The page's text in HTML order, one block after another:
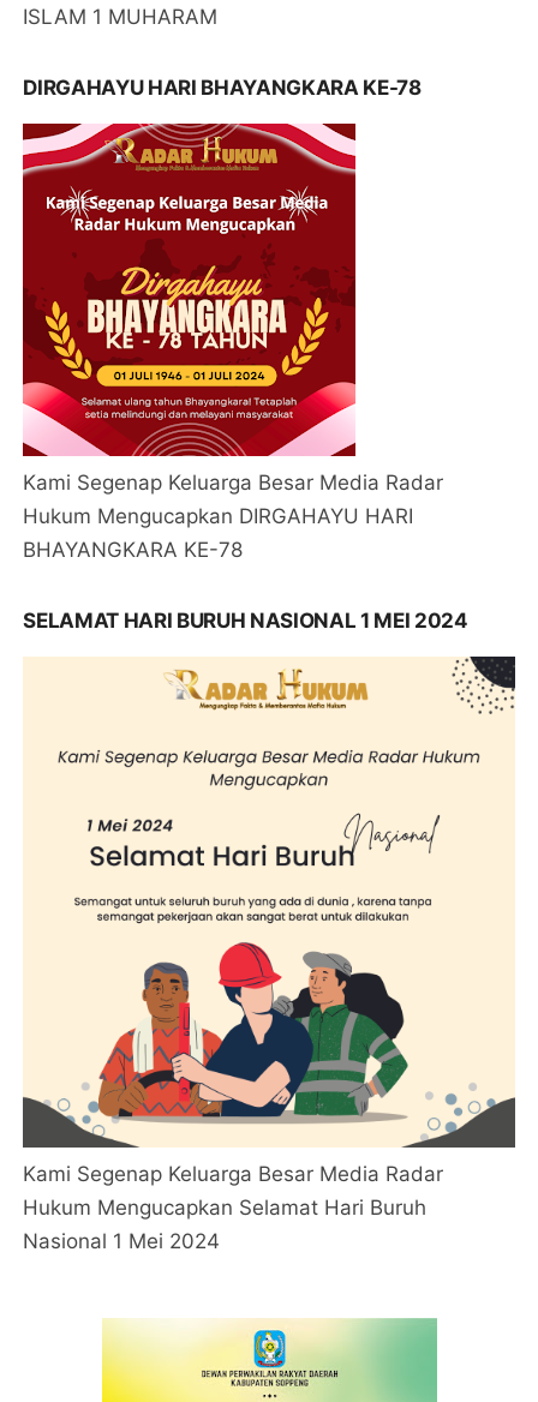
ISLAM 1 MUHARAM
DIRGAHAYU HARI BHAYANGKARA KE-78
Kami Segenap Keluarga Besar Media Radar
Hukum Mengucapkan DIRGAHAYU HARI
BHAYANGKARA KE-78
SELAMAT HARI BURUH NASIONAL 1 MEI 2024
Kami Segenap Keluarga Besar Media Radar
Hukum Mengucapkan Selamat Hari Buruh
Nasional 1 Mei 2024